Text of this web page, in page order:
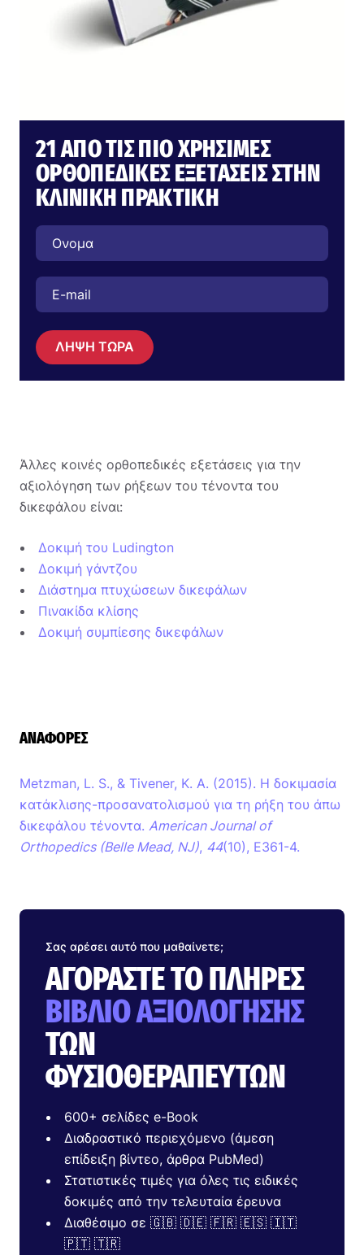
21 ΑΠΌ ΤΙΣ ΠΙΟ ΧΡΉΣΙΜΕΣ
ΟΡΘΟΠΕΔΙΚΈΣ ΕΞΕΤΆΣΕΙΣ ΣΤΗΝ
ΚΛΙΝΙΚΉ ΠΡΑΚΤΙΚΉ
ΛΗΨΗ ΤΩΡΑ
Άλλες κοινές ορθοπεδικές εξετάσεις για την
αξιολόγηση των ρήξεων του τένοντα του
δικεφάλου είναι:
Δοκιμή του Ludington
Δοκιμή γάντζου
Διάστημα πτυχώσεων δικεφάλων
Πινακίδα κλίσης
Δοκιμή συμπίεσης δικεφάλων
ΑΝΑΦΟΡΈΣ
Metzman, L. S., & Tivener, K. A. (2015). Η δοκιμασία
κατάκλισης-προσανατολισμού για τη ρήξη του άπω
δικεφάλου τένοντα. American Journal of
Orthopedics (Belle Mead, NJ), 44(10), E361-4.
Σας αρέσει αυτό που μαθαίνετε;
ΑΓΟΡΆΣΤΕ ΤΟ ΠΛΉΡΕΣ
ΒΙΒΛΊΟ ΑΞΙΟΛΌΓΗΣΗΣ
ΤΩΝ
ΦΥΣΙΟΘΕΡΑΠΕΥΤΏΝ
600+ σελίδες e-Book
Διαδραστικό περιεχόμενο (άμεση
επίδειξη βίντεο, άρθρα PubMed)
Στατιστικές τιμές για όλες τις ειδικές
δοκιμές από την τελευταία έρευνα
Διαθέσιμο σε 🇬🇧 🇩🇪 🇫🇷 🇪🇸 🇮🇹
🇵🇹 🇹🇷